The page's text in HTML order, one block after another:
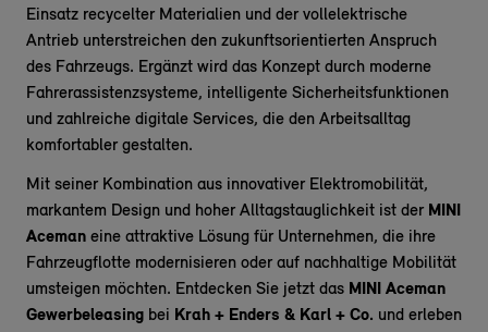
Einsatz recycelter Materialien und der vollelektrische
Antrieb unterstreichen den zukunftsorientierten Anspruch
des Fahrzeugs. Ergänzt wird das Konzept durch moderne
Fahrerassistenzsysteme, intelligente Sicherheitsfunktionen
und zahlreiche digitale Services, die den Arbeitsalltag
komfortabler gestalten.
Mit seiner Kombination aus innovativer Elektromobilität,
markantem Design und hoher Alltagstauglichkeit ist der MINI
Aceman eine attraktive Lösung für Unternehmen, die ihre
Fahrzeugflotte modernisieren oder auf nachhaltige Mobilität
umsteigen möchten. Entdecken Sie jetzt das MINI Aceman
Gewerbeleasing bei Krah + Enders & Karl + Co. und erleben